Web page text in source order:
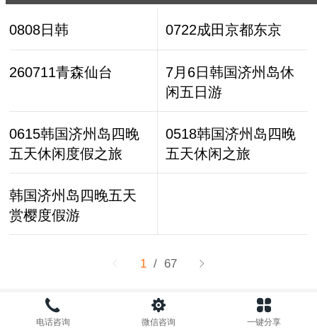
0808日韩 0722成田京都东京
260711青森仙台
7月6日韩国济州岛休
闲五日游
0615韩国济州岛四晚
五天休闲度假之旅
0518韩国济州岛四晚
五天休闲之旅
韩国济州岛四晚五天
赏樱度假游
1 / 67
2022 各美创意文化
电话咨询 微信咨询 一键分享